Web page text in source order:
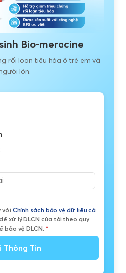
Bio-meracine
rối loạn tiêu hóa ở trẻ em và
lớn.
với Chính sách bảo vệ dữ liệu cá
xử lý DLCN của tôi theo quy
bảo vệ DLCN. *
Thông Tin